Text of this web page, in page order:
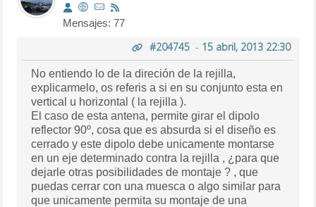
Mensajes: 77
#204745- 15 abril, 2013 22:30
No entiendo lo de la direción de la rejilla,
explicarmelo, os referis a si en su conjunto esta en
vertical u horizontal ( la rejilla ).
El caso de esta antena, permite girar el dipolo
reflector 90º, cosa que es absurda si el diseño es
cerrado y este dipolo debe unicamente montarse
en un eje determinado contra la rejilla , ¿para que
dejarle otras posibilidades de montaje ? , que
puedas cerrar con una muesca o algo similar para
que unicamente permita su montaje de una